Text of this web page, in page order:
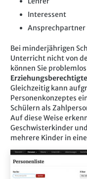
Interessent
Ansprechpartner
Bei minderjährigen
Unterricht nicht von
können Sie problemlos
Gleichzeitig kann
Personenkonzeptes
Schülern als
Auf diese Weise
Geschwisterkinder
mehrere Kinder in